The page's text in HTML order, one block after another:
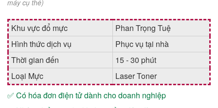
máy cụ thể)
Khu vực đổ mực
Phan Trọng Tuệ
Hình thức dịch vụ
Phục vụ tại nhà
Thời gian đến
15 - 30 phút
Loại Mực
Laser Toner
✅ Có hóa đơn điện tử dành cho doanh nghiệp